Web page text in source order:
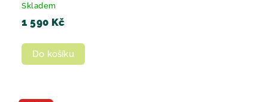
Skladem
1 590 Kč
Do košíku